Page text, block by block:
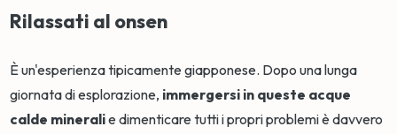
Rilassati al onsen
È un'esperienza tipicamente giapponese. Dopo una lunga
giornata di esplorazione, immergersi in queste acque
calde mineralie dimenticare tutti i propri problemi è davvero